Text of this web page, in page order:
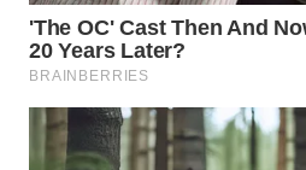
WN
BINJAI
CIREBON